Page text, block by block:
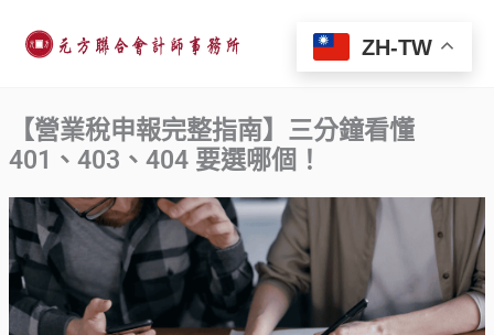
容
【營業稅申報完整指南】三分鐘看懂
401、403、404 要選哪個！
ZH-TW